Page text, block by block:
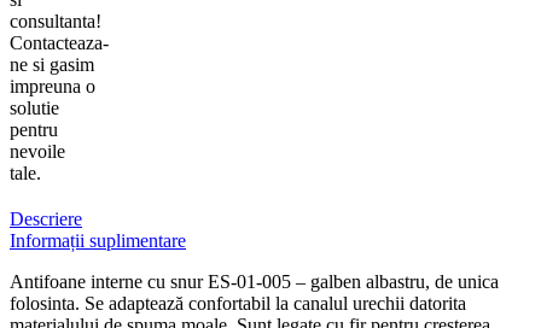
consultanta!
Contacteaza-
ne si gasim
impreuna o
solutie
pentru
nevoile
tale.
Descriere
Informații suplimentare
Antifoane interne cu snur ES-01-005 – galben albastru, de unica
folosinta. Se adaptează confortabil la canalul urechii datorita